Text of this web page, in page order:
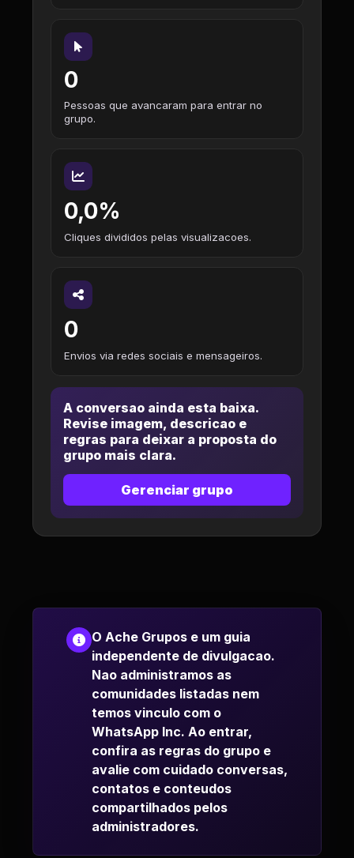
0
Pessoas que avancaram para entrar no
grupo.
0,0%
Cliques divididos pelas visualizacoes.
0
Envios via redes sociais e mensageiros.
A conversao ainda esta baixa.
Revise imagem, descricao e
regras para deixar a proposta do
grupo mais clara.
Gerenciar grupo
O Ache Grupos e um guia
independente de divulgacao.
Nao administramos as
comunidades listadas nem
temos vinculo com o
WhatsApp Inc. Ao entrar,
confira as regras do grupo e
avalie com cuidado conversas,
contatos e conteudos
compartilhados pelos
administradores.